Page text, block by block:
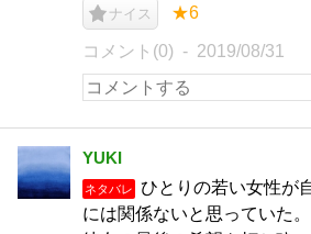
ナイス ★6
コメント(0) 2019/08/31
YUKI
ネタバレ
ひとりの若い女性が
には関係ないと思っていた